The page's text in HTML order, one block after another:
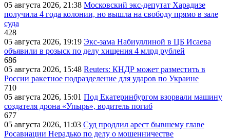
05 августа 2026, 21:38 Московский экс-депутат Харадизе
получила 4 года колонии, но вышла на свободу прямо в зале
суда
428
05 августа 2026, 19:19 Экс-зама Набиуллиной в ЦБ Исаева
объявили в розыск по делу хищения 4 млрд рублей
686
05 августа 2026, 15:48 Reuters: КНДР может разместить в
России ракетное подразделение для ударов по Украине
710
05 августа 2026, 15:01 Под Екатеринбургом взорвали машину
создателя дрона «Упырь», водитель погиб
677
05 августа 2026, 11:03 Суд продлил арест бывшему главе
Росавиации Нерадько по делу о мошенничестве